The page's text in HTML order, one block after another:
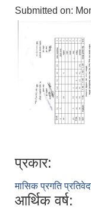
Submitted on:
प्रकार:
मासिक प्रगति
आर्थिक वर्ष: